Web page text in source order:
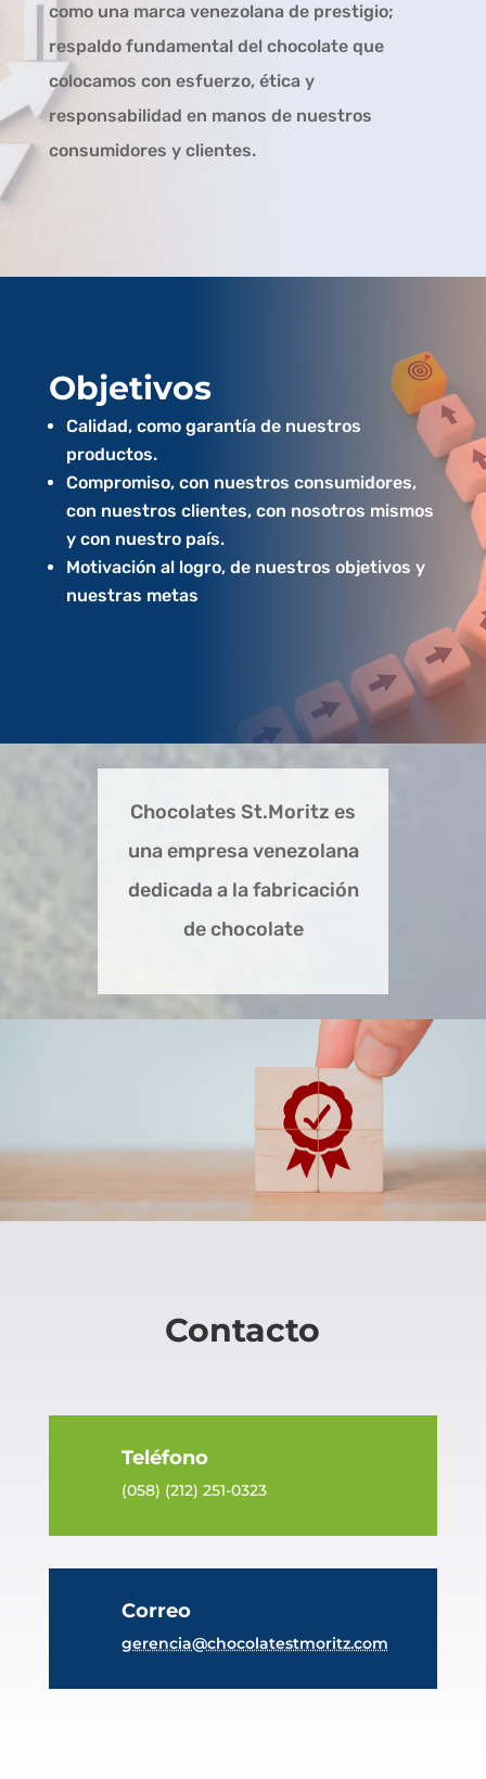
como una marca venezolana de prestigio;
respaldo fundamental del chocolate que
colocamos con esfuerzo, ética y
responsabilidad en manos de nuestros
consumidores y clientes.
Objetivos
Calidad, como garantía de nuestros
productos.
Compromiso, con nuestros consumidores,
con nuestros clientes, con nosotros mismos
y con nuestro país.
Motivación al logro, de nuestros objetivos y
nuestras metas
Chocolates St.Moritz es
una empresa venezolana
dedicada a la fabricación
de chocolate
Contacto
Teléfono
(058) (212) 251-0323
Correo
gerencia@chocolatestmoritz.com